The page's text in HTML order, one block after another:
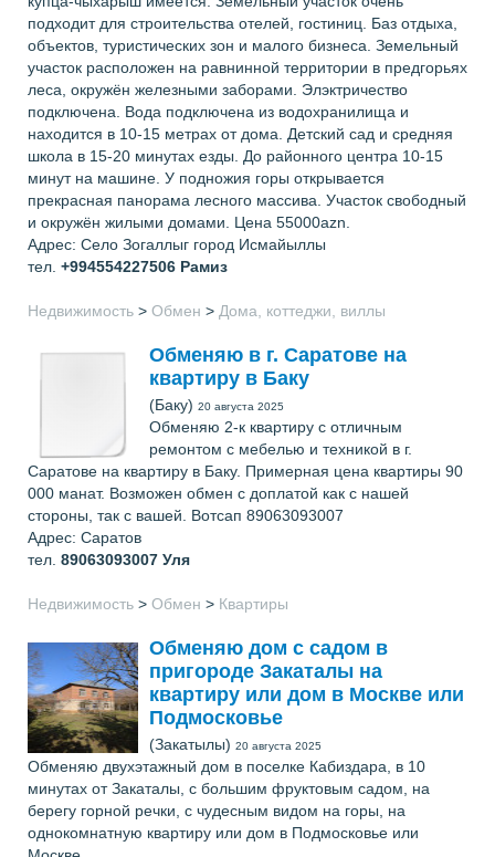
подходит для строительства отелей, гостиниц. Баз отдыха,
объектов, туристических зон и малого бизнеса. Земельный
участок расположен на равнинной территории в предгорьях
леса, окружён железными заборами. Элэктричество
подключена. Вода подключена из водохранилища и
находится в 10-15 метрах от дома. Детский сад и средняя
школа в 15-20 минутах езды. До районного центра 10-15
минут на машине. У подножия горы открывается
прекрасная панорама лесного массива. Участок свободный
и окружён жилыми домами. Цена 55000azn.
Адрес: Село Зогаллыг город Исмайыллы
тел. +994554227506 Рамиз
Недвижимость > Обмен > Дома, коттеджи, виллы
Обменяю в г. Саратове на
квартиру в Баку
(Баку) 20 августа 2025
Обменяю 2-к квартиру с отличным
ремонтом с мебелью и техникой в г.
Саратове на квартиру в Баку. Примерная цена квартиры 90
000 манат. Возможен обмен с доплатой как с нашей
стороны, так с вашей. Вотсап 89063093007
Адрес: Саратов
тел. 89063093007 Уля
Недвижимость > Обмен > Квартиры
Обменяю дом с садом в
пригороде Закаталы на
квартиру или дом в Москве или
Подмосковье
(Закатылы) 20 августа 2025
Обменяю двухэтажный дом в поселке Кабиздара, в 10
минутах от Закаталы, с большим фруктовым садом, на
берегу горной речки, с чудесным видом на горы, на
однокомнатную квартиру или дом в Подмосковье или